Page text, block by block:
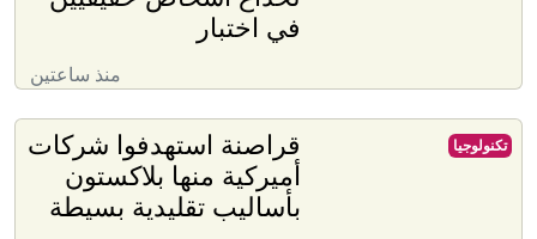
في اختبار
منذ ساعتين
قراصنة استهدفوا شركات
أميركية منها بلاكستون
بأساليب تقليدية بسيطة
تكنولوجيا